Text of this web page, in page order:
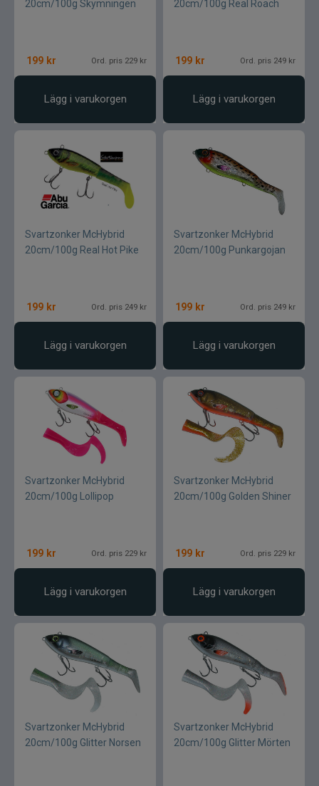
20cm/100g Skymningen
199 kr Ord. pris 229 kr
Lägg i varukorgen
20cm/100g Real Roach
199 kr Ord. pris 249 kr
Lägg i varukorgen
Svartzonker McHybrid
20cm/100g Real Hot Pike
199 kr Ord. pris 249 kr
Lägg i varukorgen
Svartzonker McHybrid
20cm/100g Punkargojan
199 kr Ord. pris 249 kr
Lägg i varukorgen
Svartzonker McHybrid
20cm/100g Lollipop
199 kr Ord. pris 229 kr
Lägg i varukorgen
Svartzonker McHybrid
20cm/100g Golden Shiner
199 kr Ord. pris 229 kr
Lägg i varukorgen
Svartzonker McHybrid
20cm/100g Glitter Norsen
Svartzonker McHybrid
20cm/100g Glitter Mörten